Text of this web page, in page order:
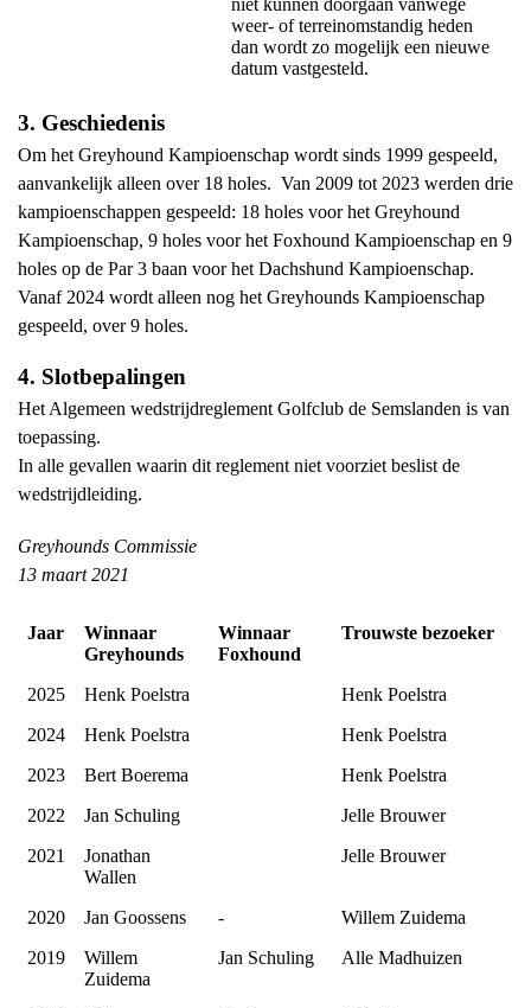
weer- of terreinomstandig heden
dan wordt zo mogelijk een nieuwe
datum vastgesteld.
3. Geschiedenis
Om het Greyhound Kampioenschap wordt sinds 1999 gespeeld,
aanvankelijk alleen over 18 holes. Van 2009 tot 2023 werden drie
kampioenschappen gespeeld: 18 holes voor het Greyhound
Kampioenschap, 9 holes voor het Foxhound Kampioenschap en 9
holes op de Par 3 baan voor het Dachshund Kampioenschap.
Vanaf 2024 wordt alleen nog het Greyhounds Kampioenschap
gespeeld, over 9 holes.
4. Slotbepalingen
Het Algemeen wedstrijdreglement Golfclub de Semslanden is van
toepassing.
In alle gevallen waarin dit reglement niet voorziet beslist de
wedstrijdleiding.
Greyhounds Commissie
13 maart 2021
Jaar
Winnaar
Greyhounds
Winnaar
Foxhound
Trouwste bezoeker
2025 Henk Poelstra
Henk Poelstra
2024
Henk Poelstra
Henk Poelstra
2023
Bert Boerema
Henk Poelstra
2022
Jan Schuling
Jelle Brouwer
2021
Jonathan
Wallen
Jelle Brouwer
2020 Jan Goossens -
Willem Zuidema
2019
Willem
Zuidema
Jan Schuling Alle Madhuizen